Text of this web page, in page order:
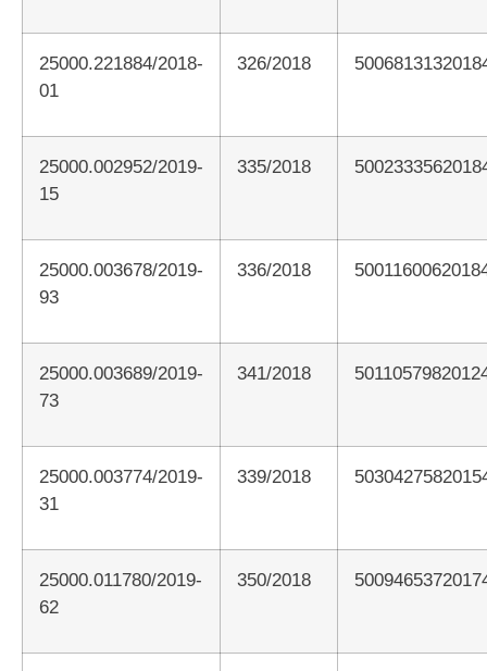
25000.221884/2018-
01
326/2018
25000.002952/2019-
15
335/2018
25000.003678/2019-
93
336/2018
25000.003689/2019-
73
341/2018
25000.003774/2019-
31
339/2018
25000.011780/2019-
62
350/2018